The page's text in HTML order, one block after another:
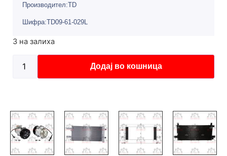
Производител:TD
Шифра:TD09-61-029L
3 на залиха
Додај во кошница